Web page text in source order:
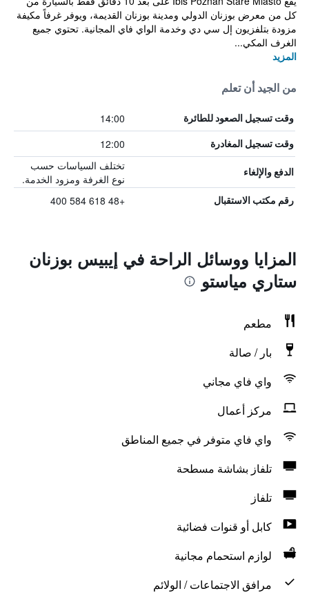
كل من معرض بوزنان الدولي ومدينة بوزنان القديمة، ويوفر غرفاً مكيفة
مزودة بتلفزيون إل سي دي وخدمة الواي فاي المجانية. تحتوي جميع
الغرف المكي...
المزيد
من الجيد أن تعلم
وقت تسجيل الصعود للطائرة 14:00
وقت تسجيل المغادرة 12:00
الدفع والإلغاء
تختلف السياسات حسب
نوع الغرفة ومزود الخدمة.
رقم مكتب الاستقبال +48 618 584 400
المزايا ووسائل الراحة في إيبيس بوزنان
ستاري مياستو
مطعم
بار / صالة
واي فاي مجاني
مركز أعمال
واي فاي متوفر في جميع المناطق
تلفاز بشاشة مسطحة
تلفاز
كابل أو قنوات فضائية
لوازم استحمام مجانية
مرافق الاجتماعات / الولائم